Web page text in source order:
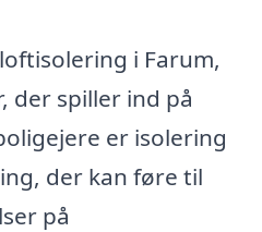
i Farum,
der spiller ind på
er isolering
der kan føre til
på